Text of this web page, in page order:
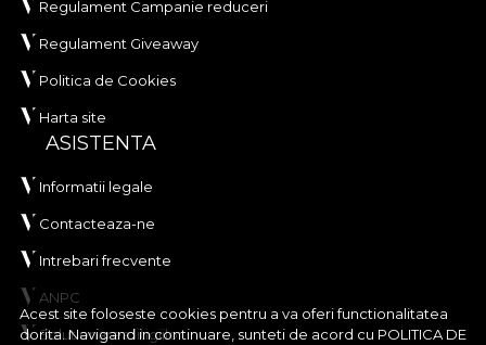
Acest site foloseste cookies pentru a va oferi functionalitatea
dorita. Navigand in continuare, sunteti de acord cu POLITICA DE
Regulament Campanie reduceri
Regulament Giveaway
Politica de Cookies
Harta site
ASISTENTA
Informatii legale
Contacteaza-ne
Intrebari frecvente
ANPC
Solutionarea litigiilor